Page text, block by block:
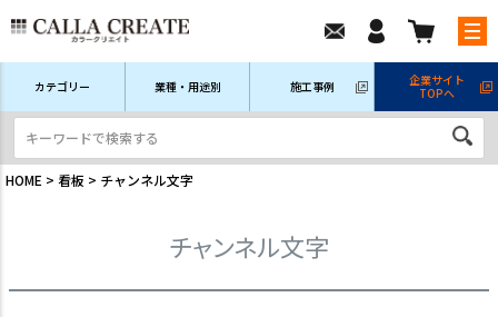
ログイン/マイページ
注文履歴
カテゴリー 業種・用途別 施工事例
企業サイト
TOPへ
HOME 看板 チャンネル文字
チャンネル文字